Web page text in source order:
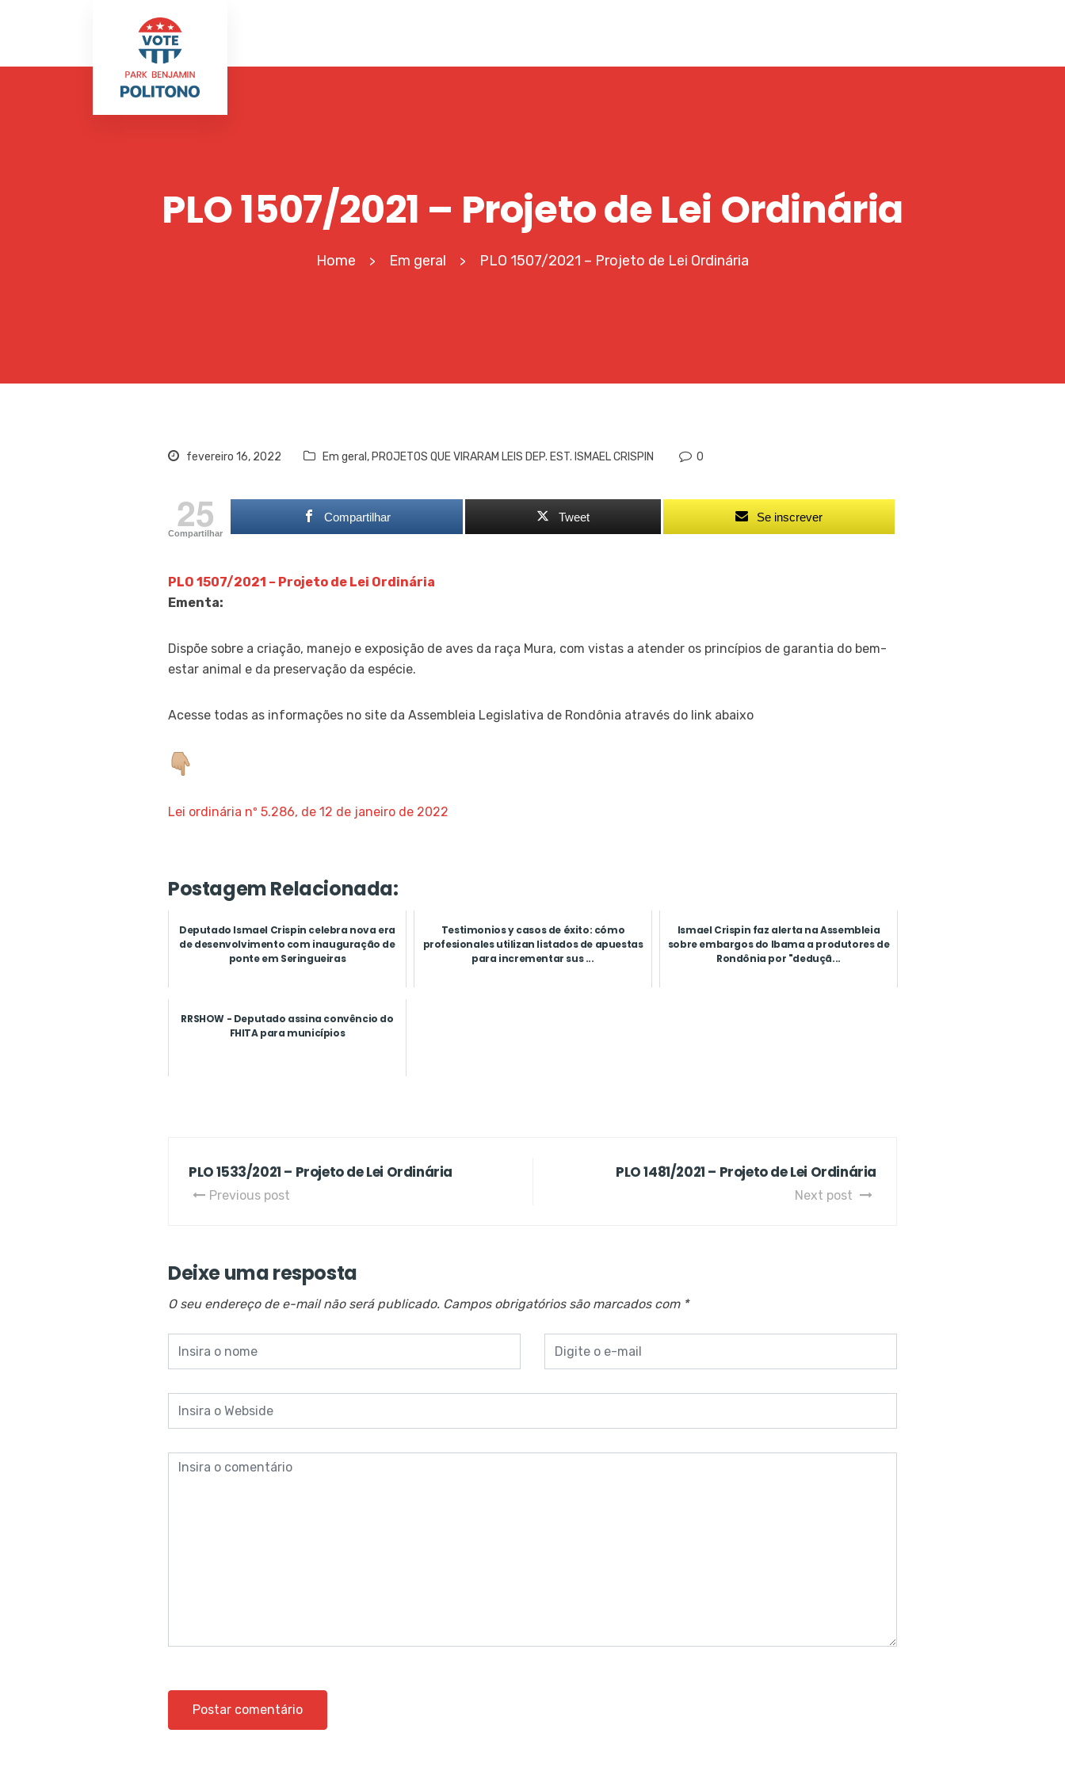
PLO 1507/2021 – Projeto de Lei Ordinária
Home > Em geral > PLO 1507/2021 – Projeto de Lei Ordinária
fevereiro 16, 2022 Em geral , PROJETOS QUE VIRARAM LEIS DEP. EST. ISMAEL CRISPIN 0
25
Compartilhar
Compartilhar Tweet Se inscrever
PLO 1507/2021 – Projeto de Lei Ordinária
Ementa:
Dispõe sobre a criação, manejo e exposição de aves da raça Mura, com vistas a atender os princípios de garantia do bem-
estar animal e da preservação da espécie.
Acesse todas as informações no site da Assembleia Legislativa de Rondônia através do link abaixo
Lei ordinária nº 5.286, de 12 de janeiro de 2022
Postagem Relacionada:
Deputado Ismael Crispin celebra nova era
de desenvolvimento com inauguração de
ponte em Seringueiras
Testimonios y casos de éxito: cómo
profesionales utilizan listados de apuestas
para incrementar sus ...
Ismael Crispin faz alerta na Assembleia
sobre embargos do Ibama a produtores de
Rondônia por "deduçã...
RRSHOW - Deputado assina convêncio do
FHITA para municípios
PLO 1533/2021 – Projeto de Lei Ordinária
Previous post
PLO 1481/2021 – Projeto de Lei Ordinária
Next post
Deixe uma resposta
O seu endereço de e-mail não será publicado. Campos obrigatórios são marcados com *